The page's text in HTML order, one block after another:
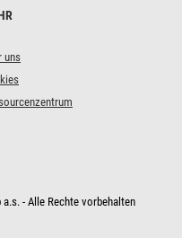
uns
- Alle Rechte vorbehalten